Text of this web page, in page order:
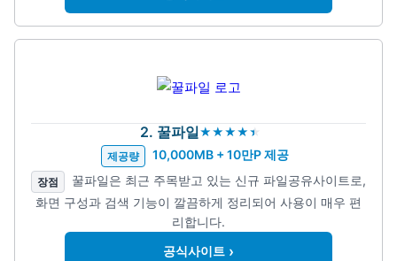
2. 꿀파일
제공량 10,000MB + 10만P 제공
장점
꿀파일은 최근 주목받고 있는 신규 파일공유사이트로,
화면 구성과 검색 기능이 깔끔하게 정리되어 사용이 매우 편
리합니다.
공식사이트 ›